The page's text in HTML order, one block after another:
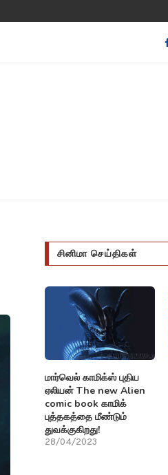
சினிமா செய்திகள்
மார்வெல் காமிக்ஸ் புதிய
ஏலியன் The new Alien
comic book காமிக்
புத்தகத்தை மீண்டும்
துவக்குகிறது!
28/04/2023